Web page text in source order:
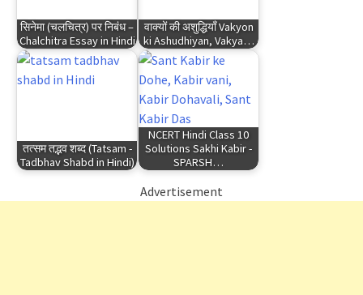
सिनेमा (चलचित्र) पर निबंध –
Chalchitra Essay in Hindi
वाक्यों की अशुद्धियाँ Vakyon
ki Ashudhiyan, Vakya…
तत्सम तद्भव शब्द (Tatsam -
Tadbhav Shabd in Hindi)
NCERT Hindi Class 10
Solutions Sakhi Kabir -
SPARSH…
Advertisement